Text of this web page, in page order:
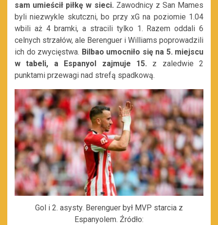
sam umieścił piłkę w sieci. Zawodnicy z San Mames
byli niezwykle skutczni, bo przy xG na poziomie 1.04
wbili aż 4 bramki, a stracili tylko 1. Razem oddali 6
celnych strzałów, ale Berenguer i Williams poprowadzili
ich do zwycięstwa. Bilbao umocniło się na 5. miejscu
w tabeli, a Espanyol zajmuje 15. z zaledwie 2
punktami przewagi nad strefą spadkową.
Gol i 2. asysty. Berenguer był MVP starcia z
Espanyolem. Źródło: